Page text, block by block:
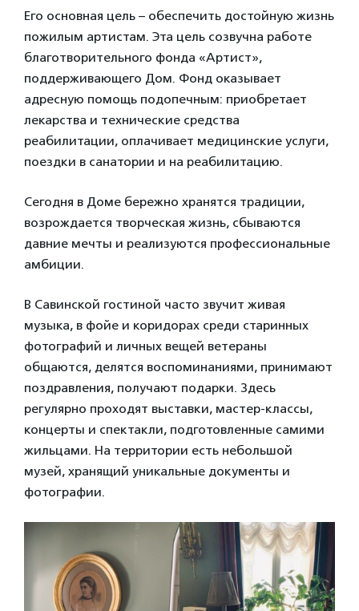
Его основная цель – обеспечить достойную жизнь
пожилым артистам. Эта цель созвучна работе
благотворительного фонда «Артист»,
поддерживающего Дом. Фонд оказывает
адресную помощь подопечным: приобретает
лекарства и технические средства
реабилитации, оплачивает медицинские услуги,
поездки в санатории и на реабилитацию.
Сегодня в Доме бережно хранятся традиции,
возрождается творческая жизнь, сбываются
давние мечты и реализуются профессиональные
амбиции.
В Савинской гостиной часто звучит живая
музыка, в фойе и коридорах среди старинных
фотографий и личных вещей ветераны
общаются, делятся воспоминаниями, принимают
поздравления, получают подарки. Здесь
регулярно проходят выставки, мастер-классы,
концерты и спектакли, подготовленные самими
жильцами. На территории есть небольшой
музей, хранящий уникальные документы и
фотографии.